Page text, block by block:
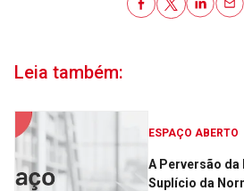
Leia também:
ESPAÇO ABERTO
A Perversão da
Suplício da